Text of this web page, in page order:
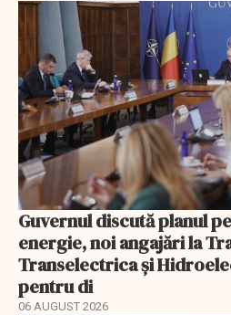
Guvernul discută planul
energie, noi angajări la
Transelectrica și
pentru di
06 AUGUST 2026